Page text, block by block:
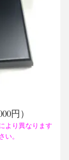
円）
より異なります
い。